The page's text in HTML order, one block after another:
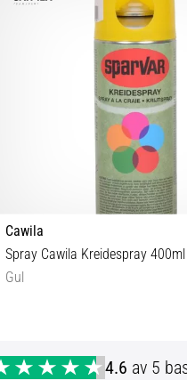
Cawila
Spray Cawila Kreidespray 400ml
Gul
4.6 av 5